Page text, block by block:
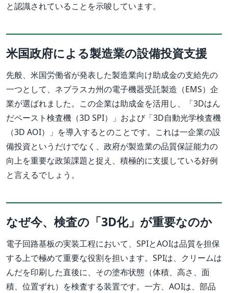
と認識されていることを示唆しています。
米国政府による製造業の設備投資支援
先般、米国労働省が発表した製造業向け助成金の支給先の
一つとして、ネブラスカ州の電子機器受託製造（EMS）企
業が選ばれました。この企業は助成金を活用し、「3Dはん
だペースト検査機（3D SPI）」および「3D自動光学検査機
（3D AOI）」を導入するとのことです。これは一企業の設
備投資というだけでなく、政府が製造業の品質保証能力の
向上を重要な政策課題と捉え、積極的に支援している好例
と言えるでしょう。
なぜ今、検査の「3D化」が重要なのか
電子回路基板の実装工程において、SPIとAOIは品質を担保
する上で極めて重要な役割を担います。SPIは、クリームは
んだを印刷した直後に、その塗布状態（体積、高さ、面
積、位置ずれ）を検査する装置です。一方、AOIは、部品